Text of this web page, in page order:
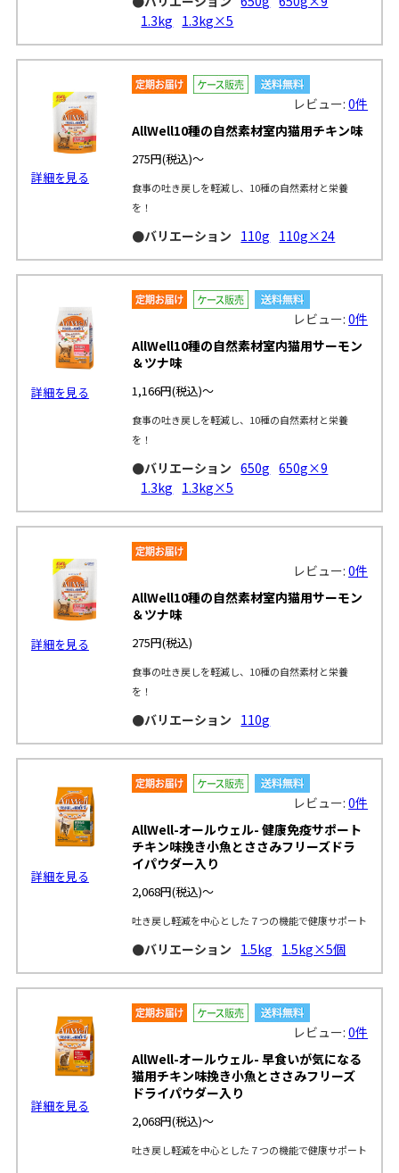
1.3kg 1.3kg×5
詳細を見る
レビュー:0件
AllWell10種の自然素材室内猫用チキン味
275円(税込)～
食事の吐き戻しを軽減し、10種の自然素材と栄養
を！
●バリエーション 110g 110g×24
詳細を見る
レビュー:0件
AllWell10種の自然素材室内猫用サーモン
＆ツナ味
1,166円(税込)～
食事の吐き戻しを軽減し、10種の自然素材と栄養
を！
●バリエーション 650g 650g×9
1.3kg 1.3kg×5
詳細を見る
レビュー:0件
AllWell10種の自然素材室内猫用サーモン
＆ツナ味
275円(税込)
食事の吐き戻しを軽減し、10種の自然素材と栄養
を！
●バリエーション 110g
詳細を見る
レビュー:0件
AllWell-オールウェル- 健康免疫サポート
チキン味挽き小魚とささみフリーズドラ
イパウダー入り
2,068円(税込)～
吐き戻し軽減を中心とした７つの機能で健康サポート
●バリエーション 1.5kg 1.5kg×5個
詳細を見る
レビュー:0件
AllWell-オールウェル- 早食いが気になる
猫用チキン味挽き小魚とささみフリーズ
ドライパウダー入り
2,068円(税込)～
吐き戻し軽減を中心とした７つの機能で健康サポート